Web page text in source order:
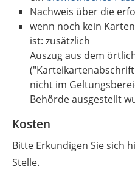
Nachweis über die
wenn noch kein
ist: zusätzlich
Auszug aus dem
nicht im
Behörde ausgestellt
Kosten
Bitte Erkundigen Sie sich
Stelle.